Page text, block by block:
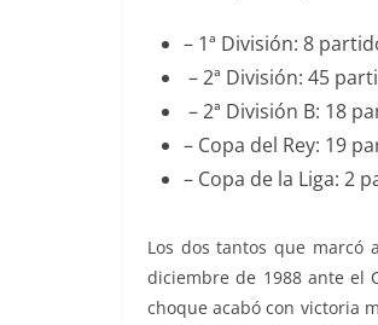
– 1ª División: 8
– 2ª División: 45
– 2ª División B: 18
– Copa del Rey: 19
– Copa de la Liga: 2
Los dos tantos que marcó
diciembre de 1988 ante el
choque acabó con victoria